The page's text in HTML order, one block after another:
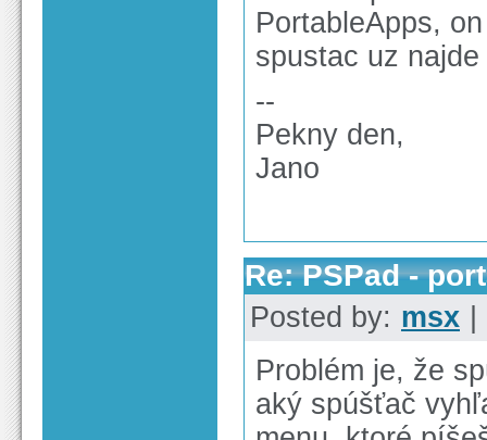
PortableApps,
spustac uz
--
Pekny den,
Jano
Re: PSPad -
Posted by: msx
Problém je, že
aký spúšťač